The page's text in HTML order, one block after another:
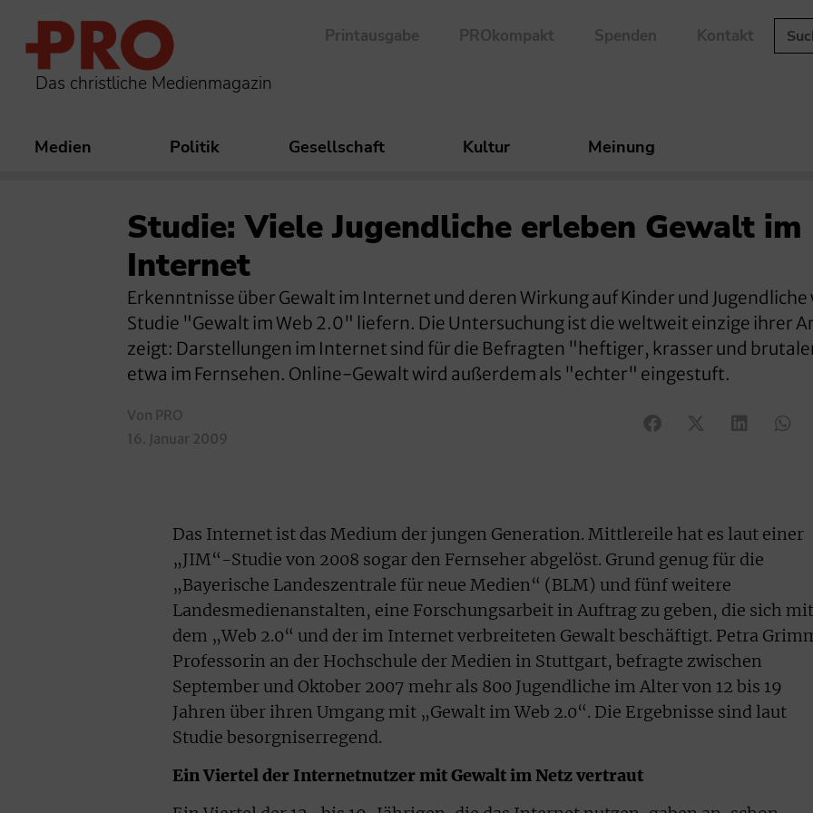
Das christliche Medienmagazin
Printausgabe PROkompakt Spenden Kontakt
Medien Politik Gesellschaft Kultur Meinung
Studie: Viele Jugendliche erleben Gewalt im
Internet
Erkenntnisse über Gewalt im Internet und deren Wirkung auf Kinder und Jugendliche
Studie "Gewalt im Web 2.0" liefern. Die Untersuchung ist die weltweit einzige ihrer
zeigt: Darstellungen im Internet sind für die Befragten "heftiger, krasser und
etwa im Fernsehen. Online-Gewalt wird außerdem als "echter" eingestuft.
Von PRO
16. Januar 2009
Das Internet ist das Medium der jungen Generation. Mittlereile hat es laut einer
„JIM“-Studie von 2008 sogar den Fernseher abgelöst. Grund genug für die
„Bayerische Landeszentrale für neue Medien“ (BLM) und fünf weitere
Landesmedienanstalten, eine Forschungsarbeit in Auftrag zu geben, die sich mit
dem „Web 2.0“ und der im Internet verbreiteten Gewalt beschäftigt. Petra
Professorin an der Hochschule der Medien in Stuttgart, befragte zwischen
September und Oktober 2007 mehr als 800 Jugendliche im Alter von 12 bis 19
Jahren über ihren Umgang mit „Gewalt im Web 2.0“. Die Ergebnisse sind laut
Studie besorgniserregend.
Ein Viertel der Internetnutzer mit Gewalt im Netz vertraut